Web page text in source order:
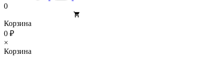
0
Корзина
0 ₽
×
Корзина